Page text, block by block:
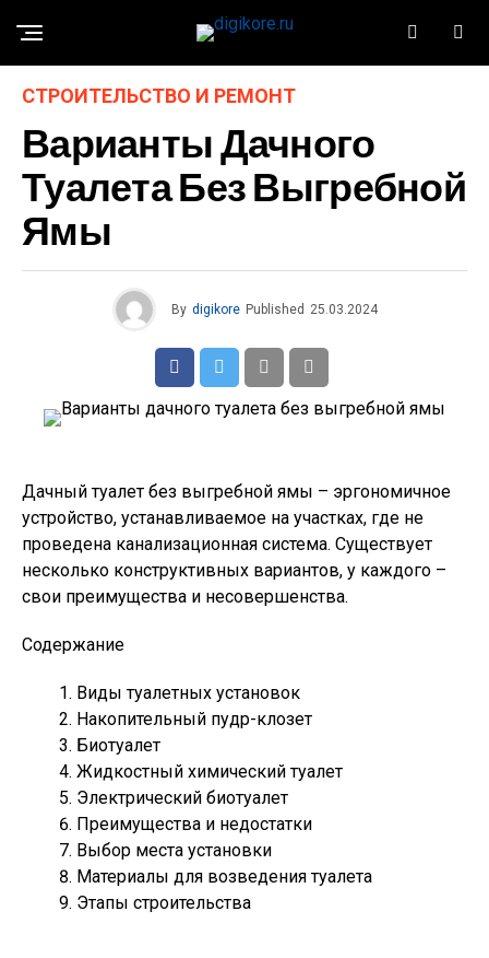
СТРОИТЕЛЬСТВО И РЕМОНТ
Варианты Дачного
Туалета Без Выгребной
Ямы
By digikore Published 25.03.2024
Дачный туалет без выгребной ямы – эргономичное
устройство, устанавливаемое на участках, где не
проведена канализационная система. Существует
несколько конструктивных вариантов, у каждого –
свои преимущества и несовершенства.
Содержание
Виды туалетных установок
Накопительный пудр-клозет
Биотуалет
Жидкостный химический туалет
Электрический биотуалет
Преимущества и недостатки
Выбор места установки
Материалы для возведения туалета
Этапы строительства